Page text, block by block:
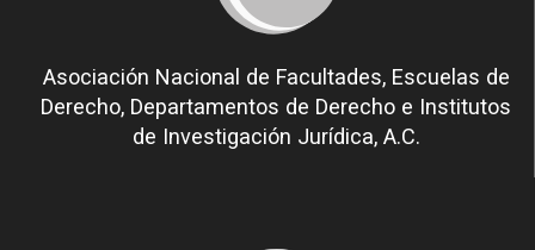
Asociación Nacional de Facultades, Escuelas de
Derecho, Departamentos de Derecho e Institutos
de Investigación Jurídica, A.C.